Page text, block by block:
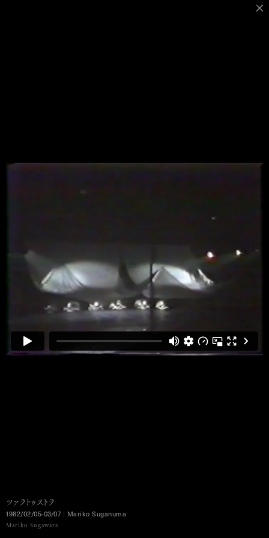
Mariko Sugawara
ツァラトゥストラ
1982/02/05-03/07 | Mariko Suganuma